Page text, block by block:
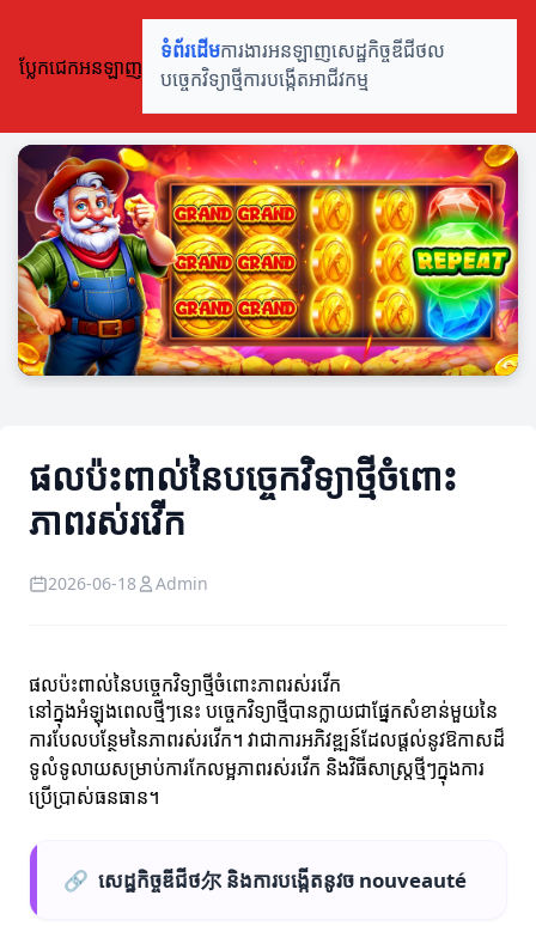
ប្លែកជេកអនឡាញ
ទំព័រដើមការងារអនឡាញសេដ្ឋកិច្ចឌីជីថល
បច្ចេកវិទ្យាថ្មីការបង្កើតអាជីវកម្ម
ផលប៉ះពាល់នៃបច្ចេកវិទ្យាថ្មីចំពោះ
ភាពរស់រវើក
2026-06-18 Admin
ផលប៉ះពាល់នៃបច្ចេកវិទ្យាថ្មីចំពោះភាពរស់រវើក
នៅក្នុងអំឡុងពេលថ្មីៗនេះ បច្ចេកវិទ្យាថ្មីបានក្លាយជាផ្នែកសំខាន់មួយនៃ
ការបែលបន្ថែមនៃភាពរស់រវើក។ វាជាការអភិវឌ្ឍន៍ដែលផ្តល់នូវឱកាសដ៏
ទូលំទូលាយសម្រាប់ការកែលម្អភាពរស់រវើក និងវិធីសាស្រ្តថ្មីៗក្នុងការ
ប្រើប្រាស់ធនធាន។
🔗 សេដ្ឋកិច្ចឌីជីថ尔 និងការបង្កើតនូវច nouveauté